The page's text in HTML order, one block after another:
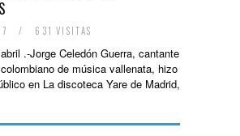
/ 631 VISITAS
.-Jorge Celedón Guerra, cantante
de música vallenata, hizo
en La discoteca Yare de Madrid,